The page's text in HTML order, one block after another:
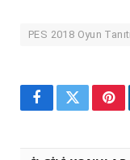
PES 2018 Oyun
FacebookTwitter